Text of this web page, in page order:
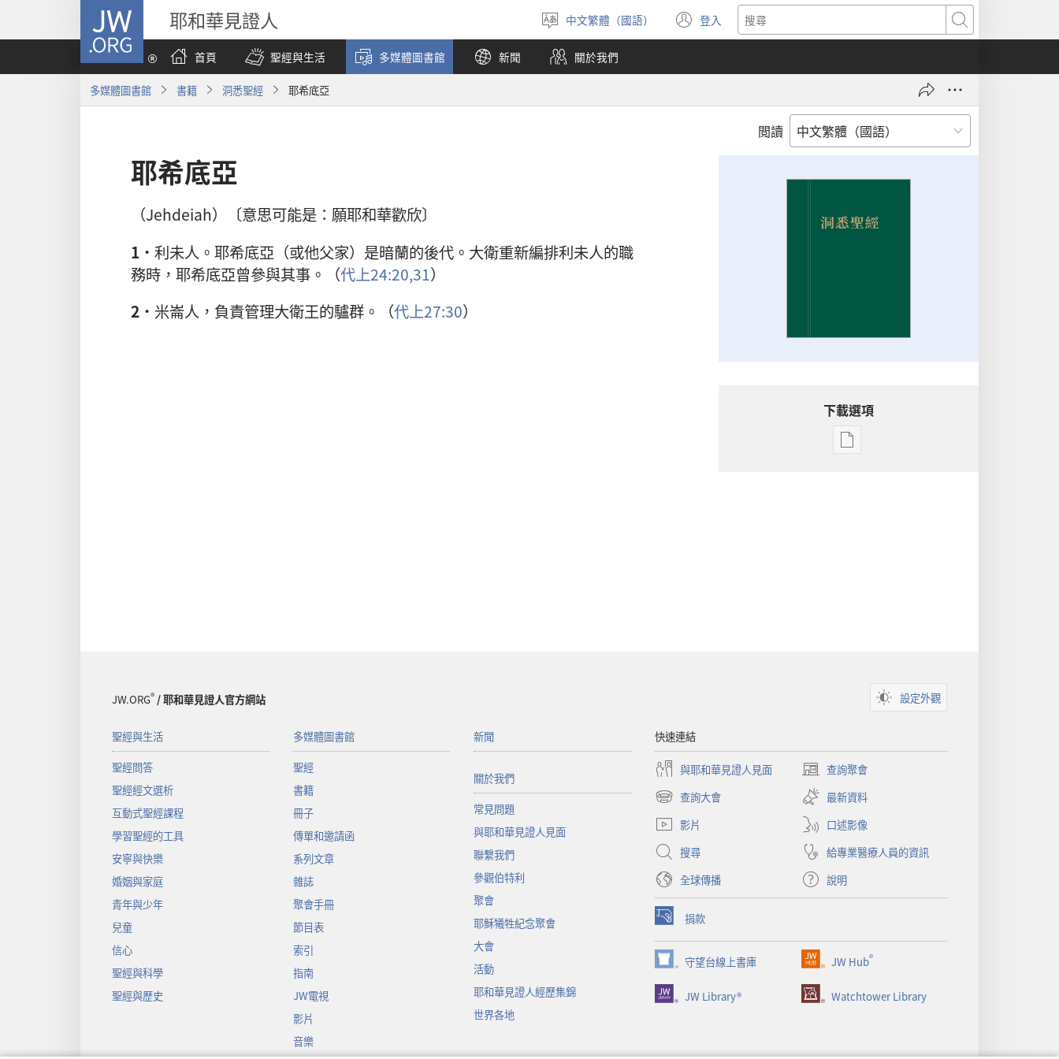
JW.ORG 耶和華見證人
選
擇
語
言
中文繁體（國語） 登入
（開
啟
視
搜
尋
首頁
聖經與生活 多媒體圖書館 新聞 關於我們
多媒體圖書館 書籍 洞悉聖經 耶希底亞
閲讀
耶希底亞
（Jehdeiah）〔意思可能是：願耶和華歡欣〕
1． 利未人。耶希底亞（或他父家）是暗蘭的後代。大衛重新編排利未人的職
務時，耶希底亞曾參與其事。（代上24:20,31）
2． 米崙人，負責管理大衛王的驢群。（代上27:30）
下載選項
出
JW.ORG®/ 耶和華見證人官方網站 設定外觀
聖經與生活
聖經問答
聖經經文選析
互動式聖經課程
學習聖經的工具
安寧與快樂
婚姻與家庭
青年與少年
兒童
信心
聖經與科學
聖經與歷史
多媒體圖書館
聖經
書籍
冊子
傳單和邀請函
系列文章
雜誌
聚會手冊
節目表
索引
指南
JW電視
影片
音樂
新聞
關於我們
常見問題
與耶和華見證人見面
聯繫我們
參觀伯特利
聚會
耶穌犧牲紀念聚會
大會
活動
耶和華見證人經歷集錦
世界各地
快速連結
與耶和華見證人見面 查詢聚會
（開
啟
新
視
窗）
查詢大會
（開
啟
新
視
窗）
最新資料
影片
口述影像
搜尋
給專業醫療人員的資訊
全球傳播
說明
捐款
（開
啟
新
視
窗）
守望台線上書庫
（開
啟
新
JW Hub®
（開
啟
新
JW Library® Watchtower Library